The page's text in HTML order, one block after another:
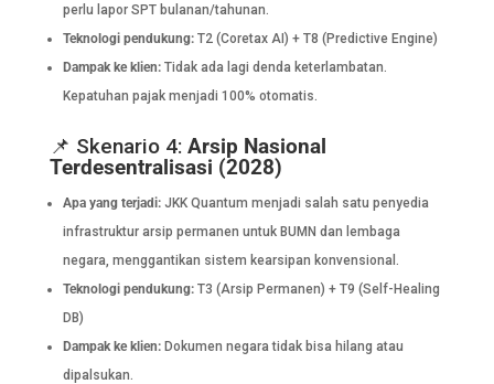
perlu lapor SPT bulanan/tahunan.
Teknologi pendukung:T2 (Coretax AI) + T8 (Predictive Engine)
Dampak ke klien:Tidak ada lagi denda keterlambatan.
Kepatuhan pajak menjadi 100% otomatis.
📌 Skenario 4: Arsip Nasional
Terdesentralisasi (2028)
Apa yang terjadi:JKK Quantum menjadi salah satu penyedia
infrastruktur arsip permanen untuk BUMN dan lembaga
negara, menggantikan sistem kearsipan konvensional.
Teknologi pendukung:T3 (Arsip Permanen) + T9 (Self-Healing
DB)
Dampak ke klien:Dokumen negara tidak bisa hilang atau
dipalsukan.